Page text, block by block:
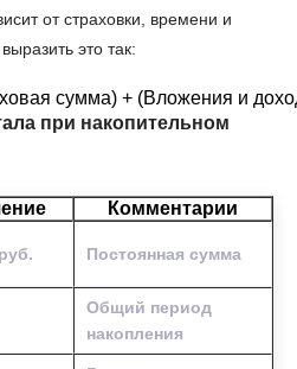
от страховки, времени и
это так:
сумма) + (Вложения и
при накопительном
Комментарии
Постоянная сумма
Общий период
накопления